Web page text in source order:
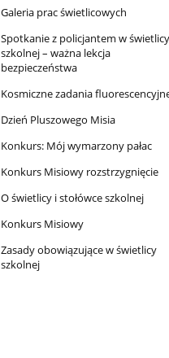
Galeria prac świetlicowych
Spotkanie z policjantem w świetlicy
szkolnej – ważna lekcja
bezpieczeństwa
Kosmiczne zadania
Dzień Pluszowego Misia
Konkurs: Mój wymarzony pałac
Konkurs Misiowy rozstrzygnięcie
O świetlicy i stołówce szkolnej
Konkurs Misiowy
Zasady obowiązujące w świetlicy
szkolnej